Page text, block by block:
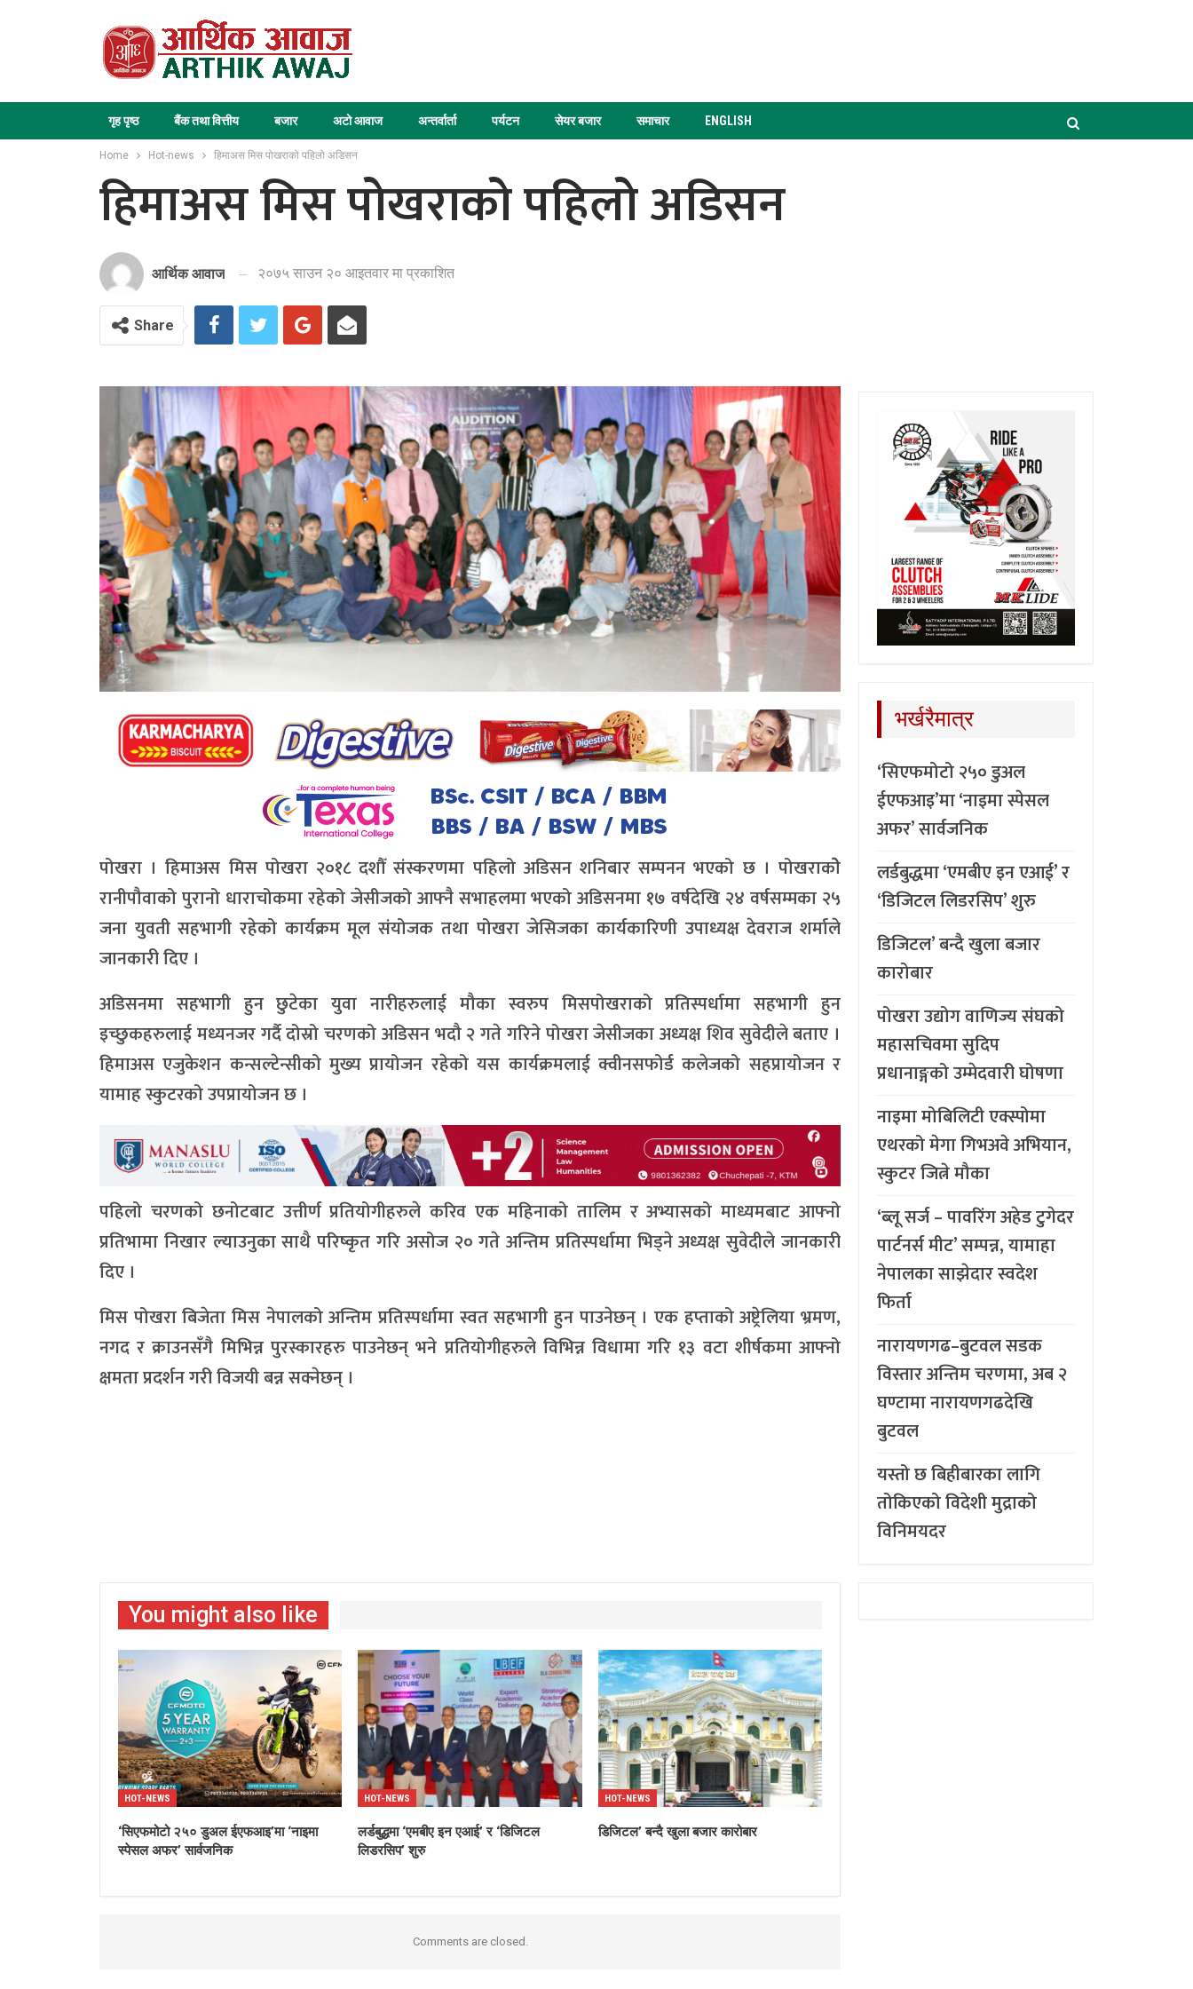
गृह पृष्ठ बैंक तथा वित्तीय बजार अटो आवाज अन्तर्वार्ता पर्यटन सेयर बजार समाचार ENGLISH
Home Hot-news हिमाअस मिस पोखराको पहिलो अडिसन
हिमाअस मिस पोखराको पहिलो अडिसन
आर्थिक आवाज २०७५ साउन २० आइतवार मा प्रकाशित
Share
पोखरा । हिमाअस मिस पोखरा २०१८ दशौँ संस्करणमा पहिलो अडिसन शनिबार सम्पनन भएको छ । पोखराकोे
रानीपौवाको पुरानो धाराचोकमा रहेको जेसीजको आफ्नै सभाहलमा भएको अडिसनमा १७ वर्षदेखि २४ वर्षसम्मका २५
जना युवती सहभागी रहेको कार्यक्रम मूल संयोजक तथा पोखरा जेसिजका कार्यकारिणी उपाध्यक्ष देवराज शर्माले
जानकारी दिए ।
अडिसनमा सहभागी हुन छुटेका युवा नारीहरुलाई मौका स्वरुप मिसपोखराको प्रतिस्पर्धामा सहभागी हुन
इच्छुकहरुलाई मध्यनजर गर्दै दोस्रो चरणको अडिसन भदौ २ गते गरिने पोखरा जेसीजका अध्यक्ष शिव सुवेदीले बताए ।
हिमाअस एजुकेशन कन्सल्टेन्सीको मुख्य प्रायोजन रहेको यस कार्यक्रमलाई क्वीनसफोर्ड कलेजको सहप्रायोजन र
यामाह स्कुटरको उपप्रायोजन छ ।
पहिलो चरणको छनोटबाट उत्तीर्ण प्रतियोगीहरुले करिव एक महिनाको तालिम र अभ्यासको माध्यमबाट आफ्नो
प्रतिभामा निखार ल्याउनुका साथै परिष्कृत गरि असोज २० गते अन्तिम प्रतिस्पर्धामा भिड्ने अध्यक्ष सुवेदीले जानकारी
दिए ।
मिस पोखरा बिजेता मिस नेपालको अन्तिम प्रतिस्पर्धामा स्वत सहभागी हुन पाउनेछन् । एक हप्ताको अष्ट्रेलिया भ्रमण,
नगद र क्राउनसँगै मिभिन्न पुरस्कारहरु पाउनेछन् भने प्रतियोगीहरुले विभिन्न विधामा गरि १३ वटा शीर्षकमा आफ्नो
क्षमता प्रदर्शन गरी विजयी बन्न सक्नेछन् ।
You might also like
HOT-NEWS
‘सिएफमोटो २५० डुअल ईएफआइ’मा ‘नाइमा
स्पेसल अफर’ सार्वजनिक
HOT-NEWS
लर्डबुद्धमा ‘एमबीए इन एआई’ र ‘डिजिटल
लिडरसिप’ शुरु
HOT-NEWS
डिजिटल’ बन्दै खुला बजार कारोबार
Comments are closed.
भर्खरैमात्र
‘सिएफमोटो २५० डुअल
ईएफआइ’मा ‘नाइमा स्पेसल
अफर’ सार्वजनिक
लर्डबुद्धमा ‘एमबीए इन एआई’ र
‘डिजिटल लिडरसिप’ शुरु
डिजिटल’ बन्दै खुला बजार
कारोबार
पोखरा उद्योग वाणिज्य संघको
महासचिवमा सुदिप
प्रधानाङ्गको उम्मेदवारी घोषणा
नाइमा मोबिलिटी एक्स्पोमा
एथरको मेगा गिभअवे अभियान,
स्कुटर जित्ने मौका
‘ब्लू सर्ज – पावरिंग अहेड टुगेदर
पार्टनर्स मीट’ सम्पन्न, यामाहा
नेपालका साझेदार स्वदेश
फिर्ता
नारायणगढ–बुटवल सडक
विस्तार अन्तिम चरणमा, अब २
घण्टामा नारायणगढदेखि
बुटवल
यस्तो छ बिहीबारका लागि
तोकिएको विदेशी मुद्राको
विनिमयदर